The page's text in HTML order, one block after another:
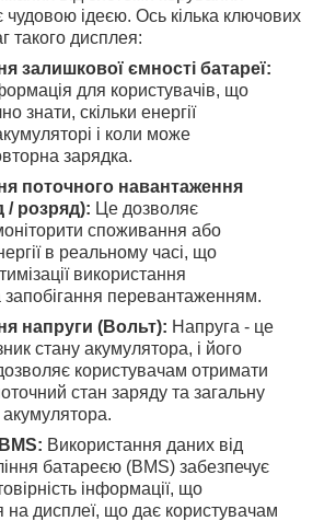
ідеєю. Ось кілька ключових
такого дисплея:
залишкової ємності батареї:
для користувачів, що
знати, скільки енергії
і коли може
зарядка.
поточного навантаження
/ розряд): Це дозволяє
споживання або
в реальному часі, що
використання
запобігання перевантаженням.
напруги (Вольт): Напруга - це
стану акумулятора, і його
користувачам отримати
стан заряду та загальну
акумулятора.
Використання даних від
батареєю (BMS) забезпечує
інформації, що
на дисплеї, що дає користувачам